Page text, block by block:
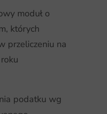
moduł o
których
przeliczeniu na
podatku wg